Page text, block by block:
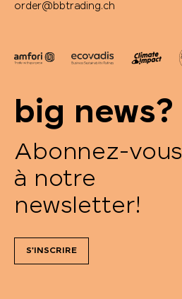
order@bbtrading.ch
big news?
Abonnez-vous
à notre
newsletter!
S'INSCRIRE